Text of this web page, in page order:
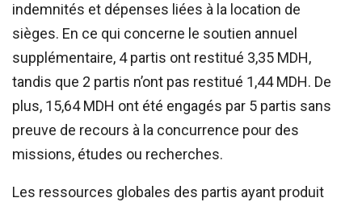
indemnités et dépenses liées à la location de
sièges. En ce qui concerne le soutien annuel
supplémentaire, 4 partis ont restitué 3,35 MDH,
tandis que 2 partis n’ont pas restitué 1,44 MDH. De
plus, 15,64 MDH ont été engagés par 5 partis sans
preuve de recours à la concurrence pour des
missions, études ou recherches.
Les ressources globales des partis ayant produit